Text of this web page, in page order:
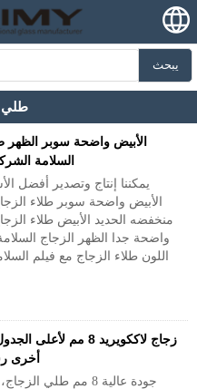
يبحث
طلي
السلامة
يمكننا إنتاج وتصدير أفضل
اللون طلاء الزجاج مع فيلم
زجاج لاككويريد 8 مم
أخرى